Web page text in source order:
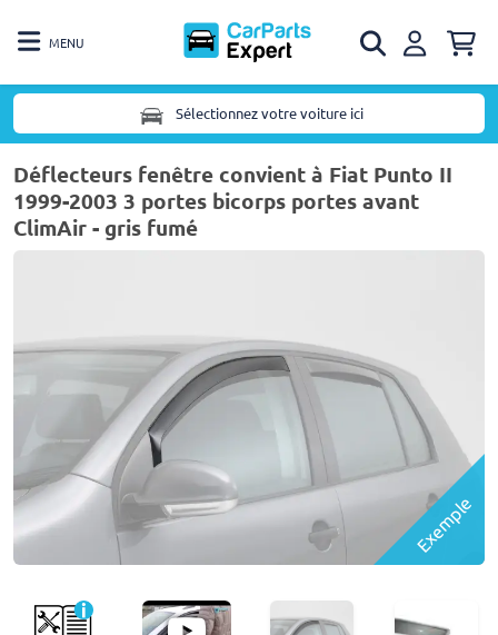
MENU
Sélectionnez votre voiture ici
Déflecteurs fenêtre convient à Fiat Punto II
1999-2003 3 portes bicorps portes avant
ClimAir - gris fumé
Exemple